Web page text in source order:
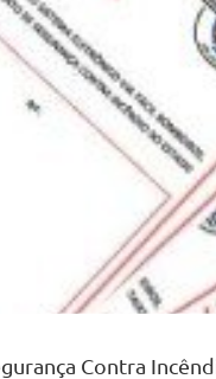
Contra